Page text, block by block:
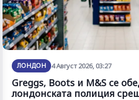
ЛОНДОН 4 Август 2026, 03:27
Greggs, Boots и M&S се
лондонската полиция